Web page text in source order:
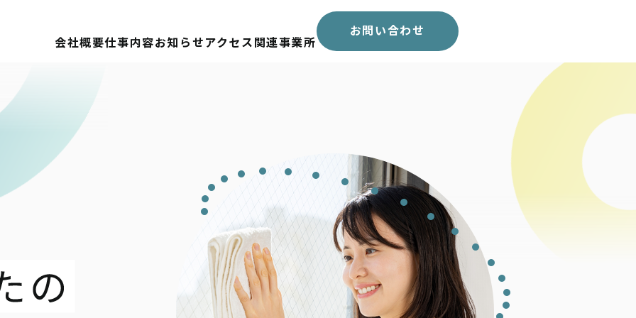
会社概要仕事内容お知らせアクセス関連事業所
お問い合わせ